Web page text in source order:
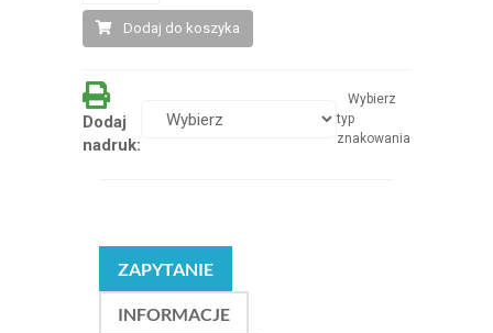
Dodaj do koszyka
Dodaj
nadruk:
Wybierz
typ
znakowania
ZAPYTANIE
INFORMACJE